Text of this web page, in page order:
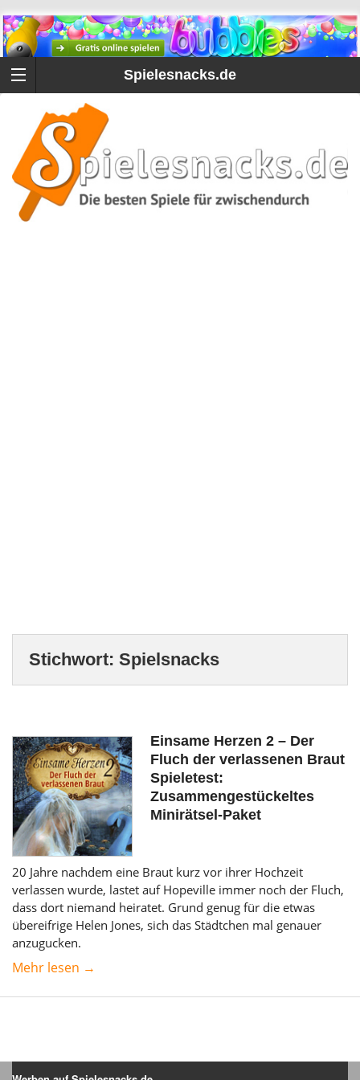
Spielesnacks.de
Stichwort: Spielsnacks
Einsame Herzen 2 – Der
Fluch der verlassenen Braut
Spieletest:
Zusammengestückeltes
Minirätsel-Paket
20 Jahre nachdem eine Braut kurz vor ihrer Hochzeit
verlassen wurde, lastet auf Hopeville immer noch der Fluch,
dass dort niemand heiratet. Grund genug für die etwas
übereifrige Helen Jones, sich das Städtchen mal genauer
anzugucken.
Mehr lesen →